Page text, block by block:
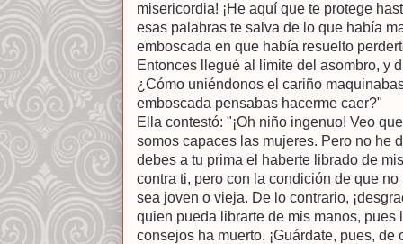
misericordia! ¡He aquí que te protege
esas palabras te salva de lo que había
emboscada en que había resuelto
Entonces llegué al límite del asombro, y
¿Cómo uniéndonos el cariño
emboscada pensabas hacerme caer?"
Ella contestó: "¡Oh niño ingenuo! Veo
somos capaces las mujeres. Pero no he
debes a tu prima el haberte librado de
contra ti, pero con la condición de que
sea joven o vieja. De lo contrario,
quien pueda librarte de mis manos, pues
consejos ha muerto. ¡Guárdate, pues,